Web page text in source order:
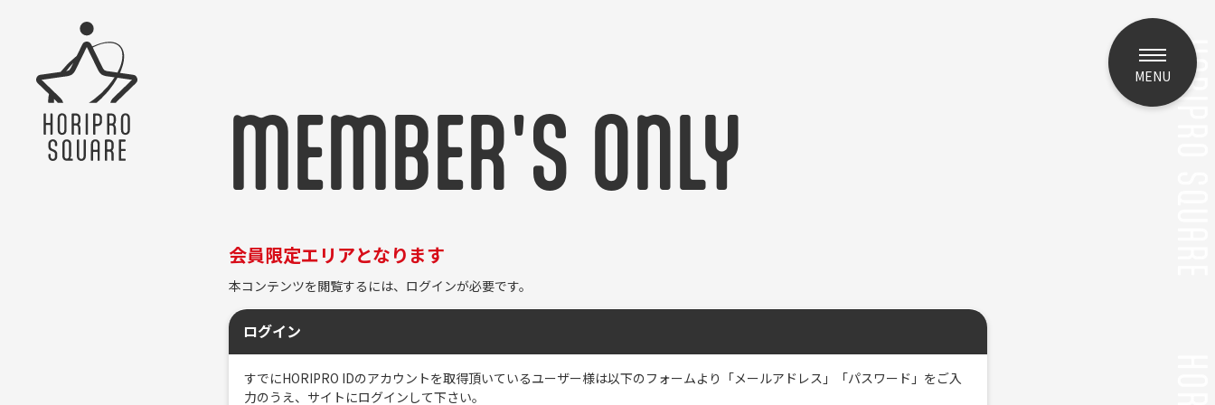
MENU
MEMBER'S ONLY
会員限定エリアとなります
本コンテンツを閲覧するには、ログインが必要です。
ログイン
すでにHORIPRO IDのアカウントを取得頂いているユーザー様は以下のフォームより「メールアドレス」「パスワード」をご入
力のうえ、サイトにログインして下さい。